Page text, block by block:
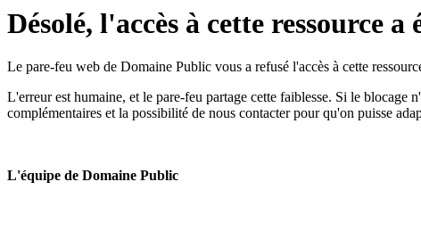
Désolé, l'accès à cette ressource a
Le pare-feu web de Domaine Public vous a refusé l'accès à cette
L'erreur est humaine, et le pare-feu partage cette faiblesse. Si le blocage
complémentaires et la possibilité de nous contacter pour qu'on puisse
L'équipe de Domaine Public